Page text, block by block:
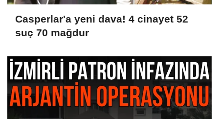
Casperlar'a yeni dava! 4 cinayet 52
suç 70 mağdur